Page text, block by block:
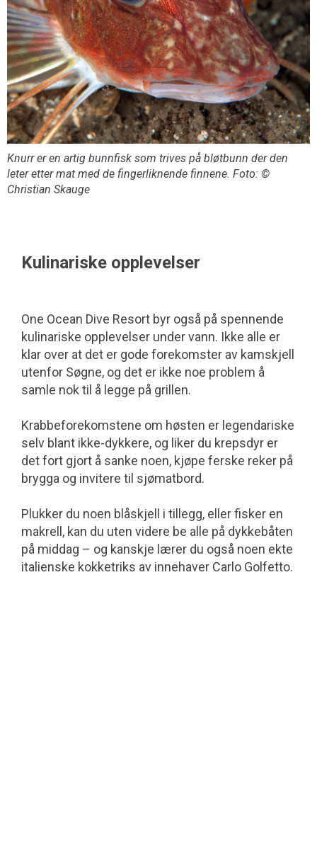
Knurr er en artig bunnfisk som trives på bløtbunn der den
leter etter mat med de fingerliknende finnene. Foto: ©
Christian Skauge
Kulinariske opplevelser
One Ocean Dive Resort byr også på spennende
kulinariske opplevelser under vann. Ikke alle er
klar over at det er gode forekomster av kamskjell
utenfor Søgne, og det er ikke noe problem å
samle nok til å legge på grillen.
Krabbeforekomstene om høsten er legendariske
selv blant ikke-dykkere, og liker du krepsdyr er
det fort gjort å sanke noen, kjøpe ferske reker på
brygga og invitere til sjømatbord.
Plukker du noen blåskjell i tillegg, eller fisker en
makrell, kan du uten videre be alle på dykkebåten
på middag – og kanskje lærer du også noen ekte
italienske kokketriks av innehaver Carlo Golfetto.